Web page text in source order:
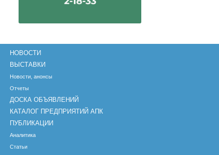
НОВОСТИ
ВЫСТАВКИ
Новости, анонсы
Отчеты
ДОСКА ОБЪЯВЛЕНИЙ
КАТАЛОГ ПРЕДПРИЯТИЙ АПК
ПУБЛИКАЦИИ
Аналитика
Статьи